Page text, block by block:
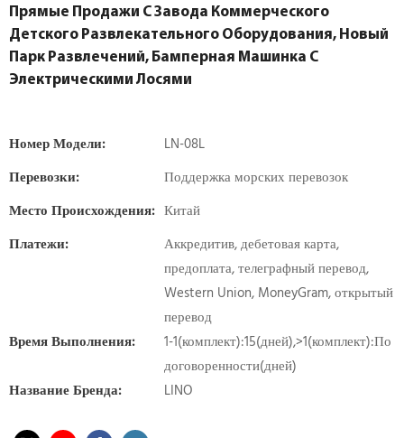
Прямые Продажи С Завода Коммерческого
Детского Развлекательного Оборудования, Новый
Парк Развлечений, Бамперная Машинка С
Электрическими Лосями
Номер Модели:
LN-08L
Перевозки:
Поддержка морских перевозок
Место Происхождения: Китай
Платежи:
Аккредитив, дебетовая карта,
предоплата, телеграфный перевод,
Western Union, MoneyGram, открытый
перевод
Время Выполнения:
1-1(комплект):15(дней),>1(комплект):По
договоренности(дней)
Название Бренда:
LINO